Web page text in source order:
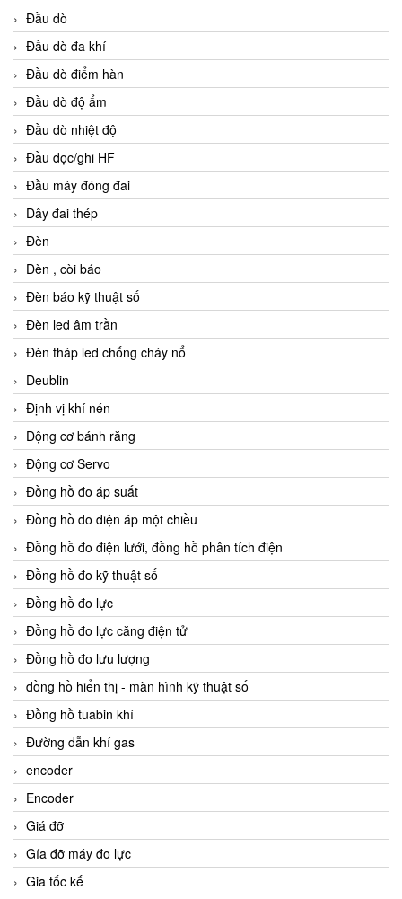
Đầu dò
Đầu dò đa khí
Đầu dò điểm hàn
Đầu dò độ ẩm
Đầu dò nhiệt độ
Đầu đọc/ghi HF
Đầu máy đóng đai
Dây đai thép
Đèn
Đèn , còi báo
Đèn báo kỹ thuật số
Đèn led âm trần
Đèn tháp led chống cháy nổ
Deublin
Định vị khí nén
Động cơ bánh răng
Động cơ Servo
Đồng hồ đo áp suất
Đồng hồ đo điện áp một chiều
Đồng hồ đo điện lưới, đồng hồ phân tích điện
Đồng hồ đo kỹ thuật số
Đồng hồ đo lực
Đồng hồ đo lực căng điện tử
Đồng hồ đo lưu lượng
đồng hồ hiển thị - màn hình kỹ thuật số
Đồng hồ tuabin khí
Đường dẫn khí gas
encoder
Encoder
Giá đỡ
Gía đỡ máy đo lực
Gia tốc kế